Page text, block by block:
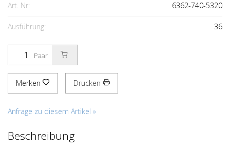
Art. Nr: 6362-740-5320
Ausführung: 36
Paar
Merken Drucken
Anfrage zu diesem Artikel »
Beschreibung